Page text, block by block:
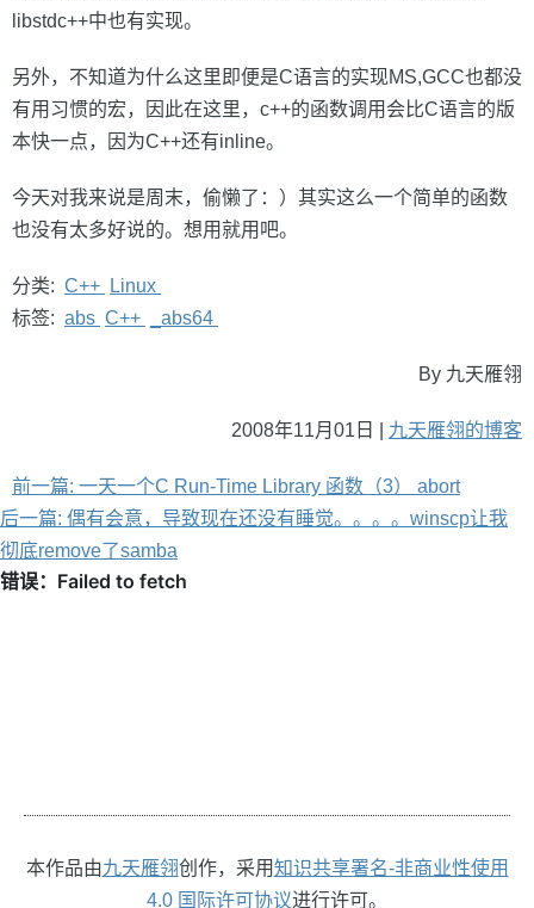
libstdc++中也有实现。
另外，不知道为什么这里即便是C语言的实现MS,GCC也都没
有用习惯的宏，因此在这里，c++的函数调用会比C语言的版
本快一点，因为C++还有inline。
今天对我来说是周末，偷懒了：）其实这么一个简单的函数
也没有太多好说的。想用就用吧。
分类: C++
Linux
标签: abs C++ _abs64
By 九天雁翎
2008年11月01日 | 九天雁翎的博客
前一篇: 一天一个C Run-Time Library 函数（3） abort
后一篇: 偶有会意，导致现在还没有睡觉。。。。winscp让我
彻底remove了samba
本作品由九天雁翎创作，采用知识共享署名-非商业性使用
4.0 国际许可协议进行许可。